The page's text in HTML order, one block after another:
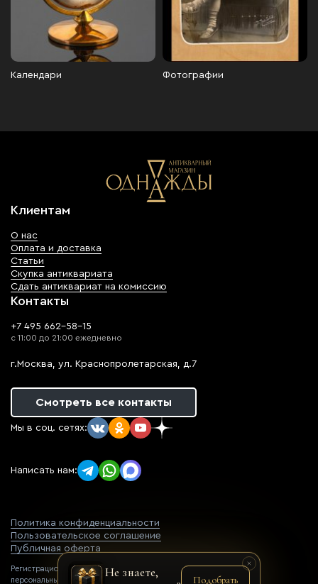
Календари Фотографии
Клиентам
О нас
Оплата и доставка
Статьи
Скупка антиквариата
Сдать антиквариат на комиссию
Контакты
+7 495 662-58-15
с 11:00 до 21:00 ежедневно
г.Москва, ул. Краснопролетарская, д.7
Смотреть все контакты
Мы в соц. сетях:
Написать нам:
Политика конфиденциальности
Пользовательское соглашение
Публичная оферта
Регистрационный номер оператора
персональных данных: 77-22-069752
Не знаете,
Подобрать